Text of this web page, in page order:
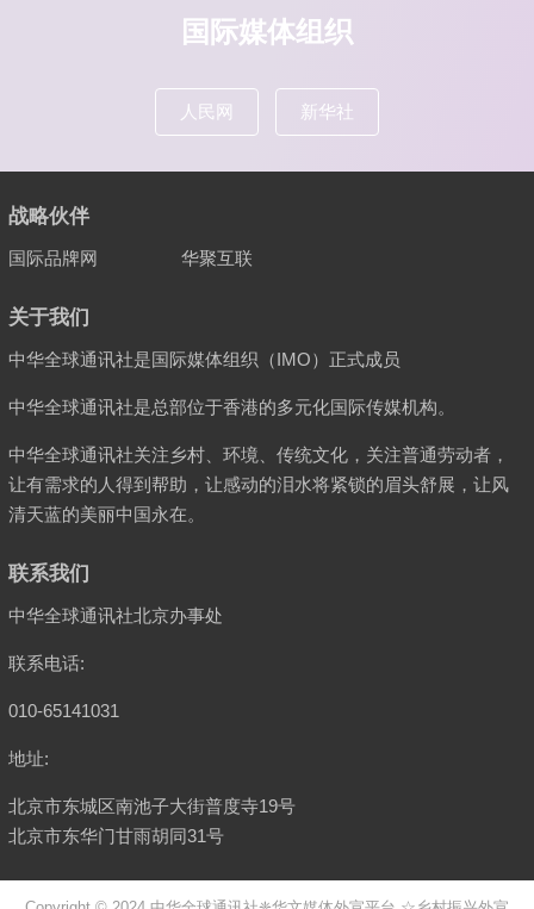
国际媒体组织
人民网 新华社
战略伙伴
国际品牌网 华聚互联
关于我们
中华全球通讯社是国际媒体组织（IMO）正式成员
中华全球通讯社是总部位于香港的多元化国际传媒机构。
中华全球通讯社关注乡村、环境、传统文化，关注普通劳动者，
让有需求的人得到帮助，让感动的泪水将紧锁的眉头舒展，让风
清天蓝的美丽中国永在。
联系我们
中华全球通讯社北京办事处
联系电话:
010-65141031
地址:
北京市东城区南池子大街普度寺19号
北京市东华门甘雨胡同31号